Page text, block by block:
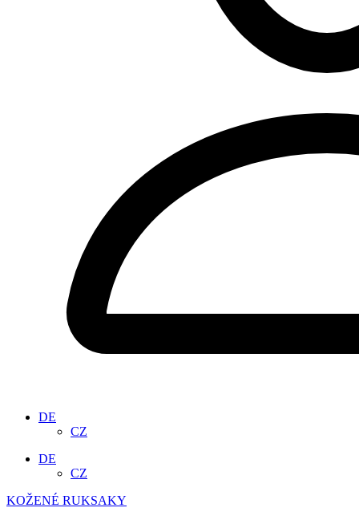
DE
CZ
DE
CZ
KOŽENÉ RUKSAKY